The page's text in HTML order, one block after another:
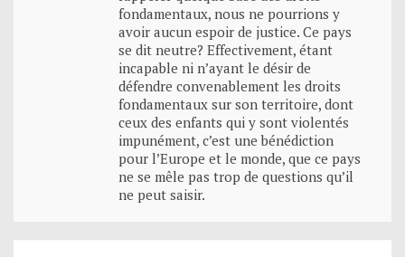
fondamentaux, nous ne pourrions y
avoir aucun espoir de justice. Ce pays
se dit neutre? Effectivement, étant
incapable ni n’ayant le désir de
défendre convenablement les droits
fondamentaux sur son territoire, dont
ceux des enfants qui y sont violentés
impunément, c’est une bénédiction
pour l’Europe et le monde, que ce pays
ne se mêle pas trop de questions qu’il
ne peut saisir.